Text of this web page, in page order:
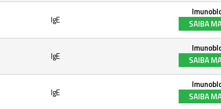
IgE
SAIBA
IgE
SAIBA
IgE
SAIBA